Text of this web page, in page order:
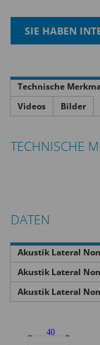
Technische
Videos
Bilder
TECHNISCHE
DATEN
Akustik Lateral
Akustik Lateral
Akustik Lateral